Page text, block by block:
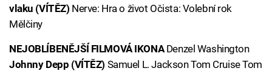
vlaku (VÍTĚZ) Nerve: Hra o život Očista: Volební rok
Mělčiny
NEJOBLÍBENĚJŠÍ FILMOVÁ IKONADenzel Washington
Johnny Depp (VÍTĚZ) Samuel L. Jackson Tom Cruise Tom